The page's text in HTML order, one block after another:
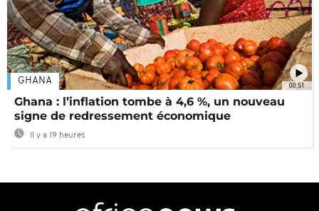
00:51
GHANA
Ghana : l’inflation tombe à 4,6 %, un nouveau
signe de redressement économique
Il y a 19 heures